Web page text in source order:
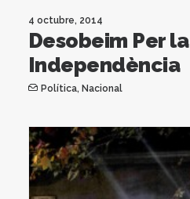
4 octubre, 2014
Desobeim Per la
Independència
Política, Nacional